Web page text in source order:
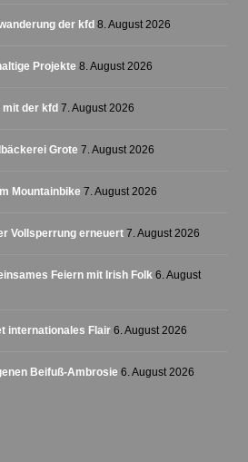
der kfd 8. August 2026
Projekte 8. August 2026
der kfd 7. August 2026
Grote 7. August 2026
Mountainbike 7. August 2026
Vollsperrung erneuert 7. August 2026
Feiern mit Irish Folk 6. August
internationales Flair 6. August 2026
Beifuß-Ambrosie 6. August 2026